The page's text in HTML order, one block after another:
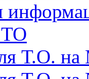
ТО
Т.О. на